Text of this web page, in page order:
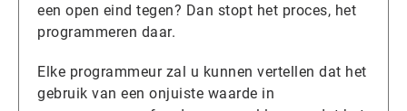
een open eind tegen? Dan stopt het proces, het
programmeren daar.
Elke programmeur zal u kunnen vertellen dat het
gebruik van een onjuiste waarde in